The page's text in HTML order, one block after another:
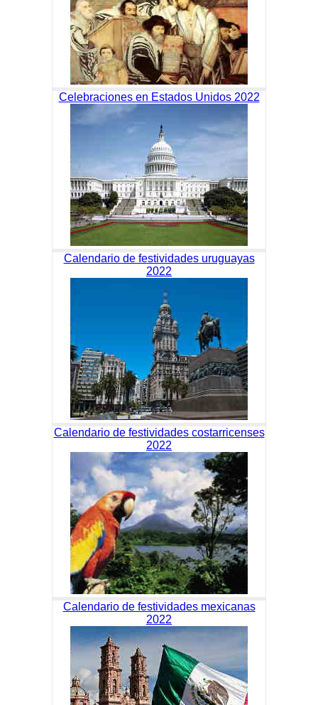
Celebraciones en Estados Unidos 2022
Calendario de festividades uruguayas
2022
Calendario de festividades costarricenses
2022
Calendario de festividades mexicanas
2022